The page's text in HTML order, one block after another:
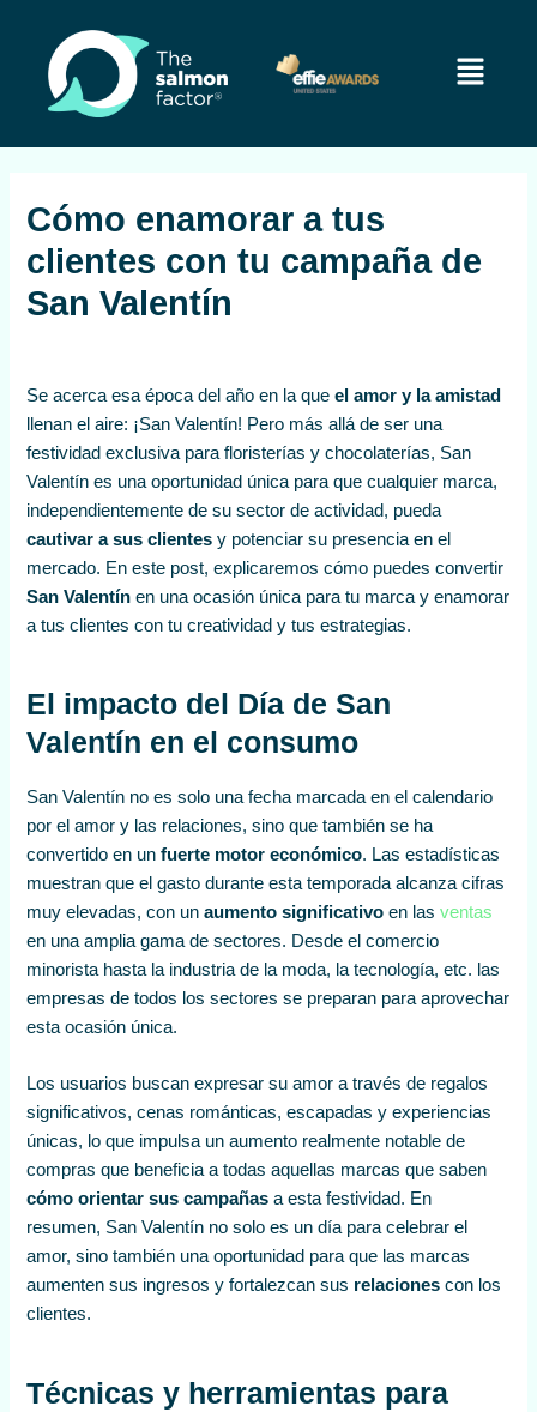
contenido
Menú
Cómo enamorar a tus
clientes con tu campaña de
San Valentín
Se acerca esa época del año en la queel amor y la amistad
llenan el aire: ¡San Valentín! Pero más allá de ser una
festividad exclusiva para floristerías y chocolaterías, San
Valentín es una oportunidad única para que cualquier marca,
independientemente de su sector de actividad, pueda
cautivar a sus clientes y potenciar su presencia en el
mercado. En este post, explicaremos cómo puedes convertir
San Valentín en una ocasión única para tu marca y enamorar
a tus clientes con tu creatividad y tus estrategias.
El impacto del Día de San
Valentín en el consumo
San Valentín no es solo una fecha marcada en el calendario
por el amor y las relaciones, sino que también se ha
convertido en unfuerte motor económico. Las estadísticas
muestran que el gasto durante esta temporada alcanza cifras
muy elevadas, con unaumento significativo en lasventas
en una amplia gama de sectores. Desde el comercio
minorista hasta la industria de la moda, la tecnología, etc. las
empresas de todos los sectores se preparan para aprovechar
esta ocasión única.
Los usuarios buscan expresar su amor a través de regalos
significativos, cenas románticas, escapadas y experiencias
únicas, lo que impulsa un aumento realmente notable de
compras que beneficia a todas aquellas marcas que saben
cómo orientar sus campañas a esta festividad. En
resumen, San Valentín no solo es un día para celebrar el
amor, sino también una oportunidad para que las marcas
aumenten sus ingresos y fortalezcan sus relacionescon los
clientes.
Técnicas y herramientas para
entradas